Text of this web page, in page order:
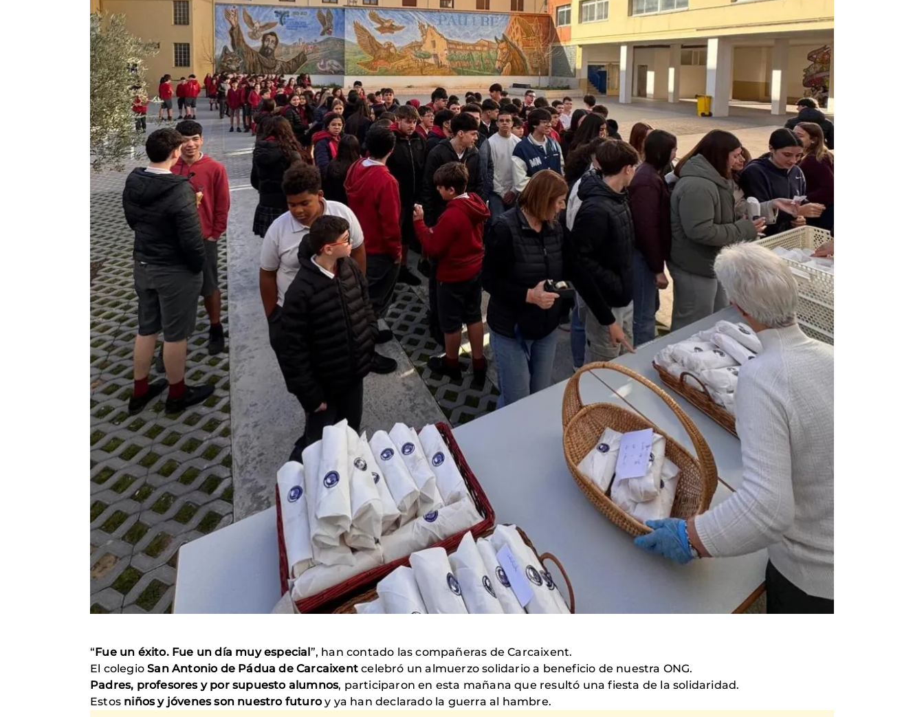
“Fue un éxito. Fue un día muy especial ”, han contado las compañeras de Carcaixent.
El colegioSan Antonio de Pádua de Carcaixentcelebró un almuerzo solidario a beneficio de nuestra ONG.
Padres, profesores y por supuesto alumnos, participaron en esta mañana que resultó una fiesta de la solidaridad.
Estos niños y jóvenes son nuestro futuroy ya han declarado la guerra al hambre.